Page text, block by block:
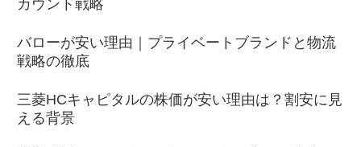
カウント戦略
バローが安い理由｜プライベートブランドと物流
戦略の徹底
三菱HCキャピタルの株価が安い理由は？割安に見
える背景